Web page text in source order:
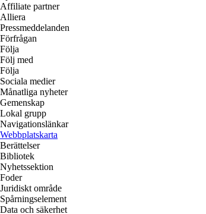
Affiliate partner
Alliera
Pressmeddelanden
Förfrågan
Följa
Följ med
Följa
Sociala medier
Månatliga nyheter
Gemenskap
Lokal grupp
Navigationslänkar
Webbplatskarta
Berättelser
Bibliotek
Nyhetssektion
Foder
Juridiskt område
Spårningselement
Data och säkerhet